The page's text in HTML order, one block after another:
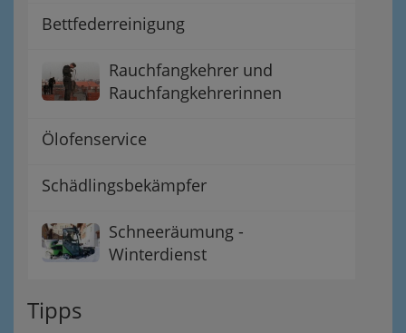
Bettfederreinigung
Rauchfangkehrer und
Rauchfangkehrerinnen
Ölofenservice
Schädlingsbekämpfer
Schneeräumung -
Winterdienst
Tipps